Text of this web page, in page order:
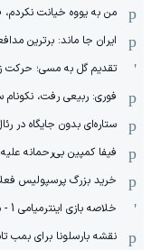
من به یووه خیانت نکردم،
ایران جا ماند: برترین
تقدیم گل به مسی؛ حرکت
فوری: ربیعی رفت، نکونام
ستاره‌ای بدون جایگاه در
فیفا کمپین بی‌رحمانه علیه
خرید بزرگ پرسپولیس
خلاصه بازی اینترمیامی 1 - مونتری 2
نقشه بارسلونا برای